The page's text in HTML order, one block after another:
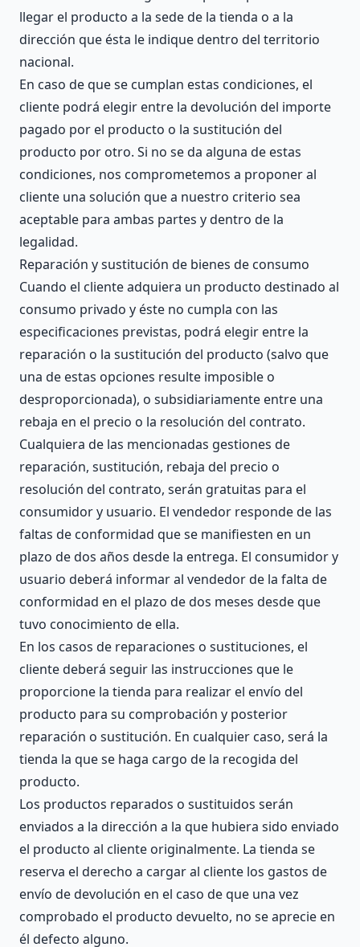
llegar el producto a la sede de la tienda o a la
dirección que ésta le indique dentro del territorio
nacional.
En caso de que se cumplan estas condiciones, el
cliente podrá elegir entre la devolución del importe
pagado por el producto o la sustitución del
producto por otro. Si no se da alguna de estas
condiciones, nos comprometemos a proponer al
cliente una solución que a nuestro criterio sea
aceptable para ambas partes y dentro de la
legalidad.
Reparación y sustitución de bienes de consumo
Cuando el cliente adquiera un producto destinado al
consumo privado y éste no cumpla con las
especificaciones previstas, podrá elegir entre la
reparación o la sustitución del producto (salvo que
una de estas opciones resulte imposible o
desproporcionada), o subsidiariamente entre una
rebaja en el precio o la resolución del contrato.
Cualquiera de las mencionadas gestiones de
reparación, sustitución, rebaja del precio o
resolución del contrato, serán gratuitas para el
consumidor y usuario. El vendedor responde de las
faltas de conformidad que se manifiesten en un
plazo de dos años desde la entrega. El consumidor y
usuario deberá informar al vendedor de la falta de
conformidad en el plazo de dos meses desde que
tuvo conocimiento de ella.
En los casos de reparaciones o sustituciones, el
cliente deberá seguir las instrucciones que le
proporcione la tienda para realizar el envío del
producto para su comprobación y posterior
reparación o sustitución. En cualquier caso, será la
tienda la que se haga cargo de la recogida del
producto.
Los productos reparados o sustituidos serán
enviados a la dirección a la que hubiera sido enviado
el producto al cliente originalmente. La tienda se
reserva el derecho a cargar al cliente los gastos de
envío de devolución en el caso de que una vez
comprobado el producto devuelto, no se aprecie en
él defecto alguno.